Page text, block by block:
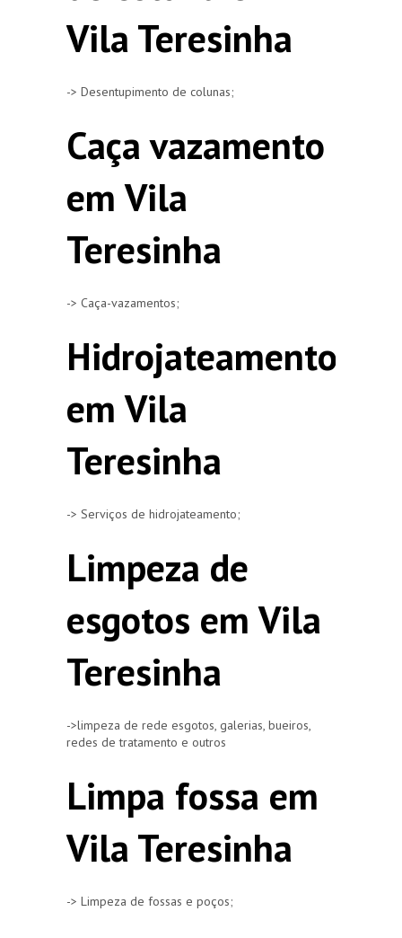
Vila Teresinha
-> Desentupimento de colunas;
Caça vazamento
em Vila
Teresinha
-> Caça-vazamentos;
Hidrojateamento
em Vila
Teresinha
-> Serviços de hidrojateamento;
Limpeza de
esgotos em Vila
Teresinha
->limpeza de rede esgotos, galerias, bueiros,
redes de tratamento e outros
Limpa fossa em
Vila Teresinha
-> Limpeza de fossas e poços;